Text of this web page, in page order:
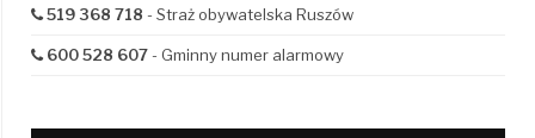
519 368 718 - Straż obywatelska Ruszów
600 528 607- Gminny numer alarmowy